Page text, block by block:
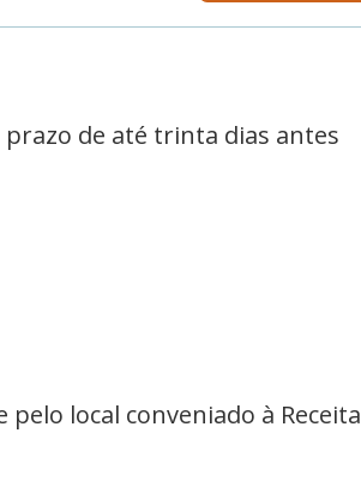
de até trinta dias antes
local conveniado à Receita